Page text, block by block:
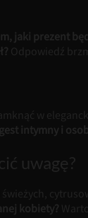
jaki prezent
Odpowiedź
w
intymny i
uwagę?
kobiety?